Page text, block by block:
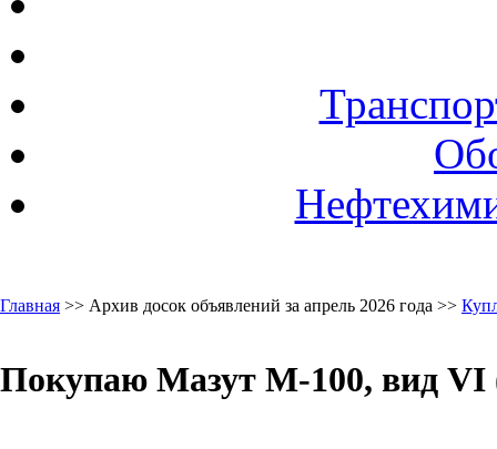
Главная >> Архив досок объявлений за апрель 2026 года >>
Покупаю Мазут М-100, вид VI